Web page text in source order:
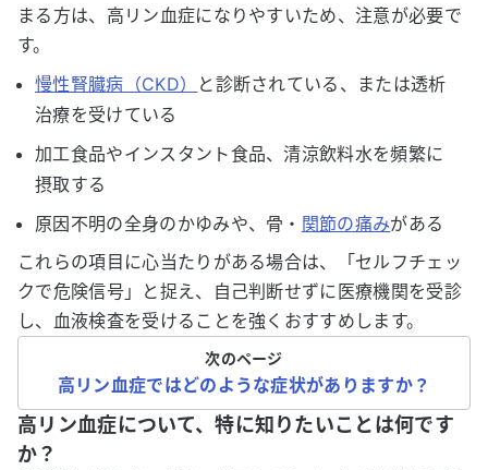
まる方は、高リン血症になりやすいため、注意が必要で
す。
慢性腎臓病（CKD）
と診断されている、または透析
治療を受けている
加工食品やインスタント食品、清涼飲料水を頻繁に
摂取する
原因不明の全身のかゆみや、骨・ 関節の痛みがある
これらの項目に心当たりがある場合は、「セルフチェッ
クで危険信号」と捉え、自己判断せずに医療機関を受診
し、血液検査を受けることを強くおすすめします。
次のページ
高リン血症ではどのような症状がありますか？
高リン血症について、特に知りたいことは何です
か？